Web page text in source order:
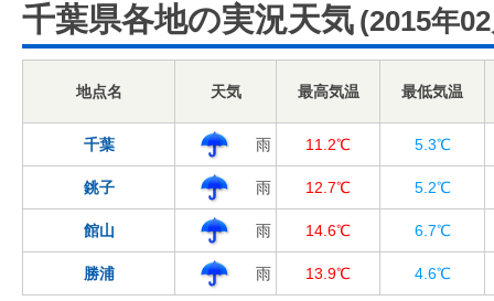
千葉県各地の実況天気 (2015年
地点名 天気 最高気温 最低気温
千葉 雨 11.2℃ 5.3℃
銚子 雨 12.7℃ 5.2℃
館山 雨 14.6℃ 6.7℃
勝浦 雨 13.9℃ 4.6℃